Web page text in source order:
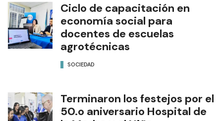
Ciclo de capacitación en
economía social para
docentes de escuelas
agrotécnicas
SOCIEDAD
Terminaron los festejos por el
50.o aniversario Hospital de